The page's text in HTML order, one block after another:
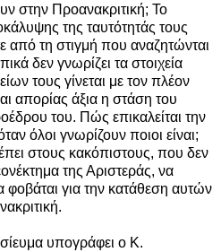
στην Προανακριτική; Το
της ταυτότητάς τους
από τη στιγμή που αναζητώνται
δεν γνωρίζει τα στοιχεία
τους γίνεται με τον πλέον
απορίας άξια η στάση του
του. Πώς επικαλείται την
όλοι γνωρίζουν ποιοι είναι;
στους κακόπιστους, που δεν
της Αριστεράς, να
φοβάται για την κατάθεση αυτών
υπογράφει ο Κ.